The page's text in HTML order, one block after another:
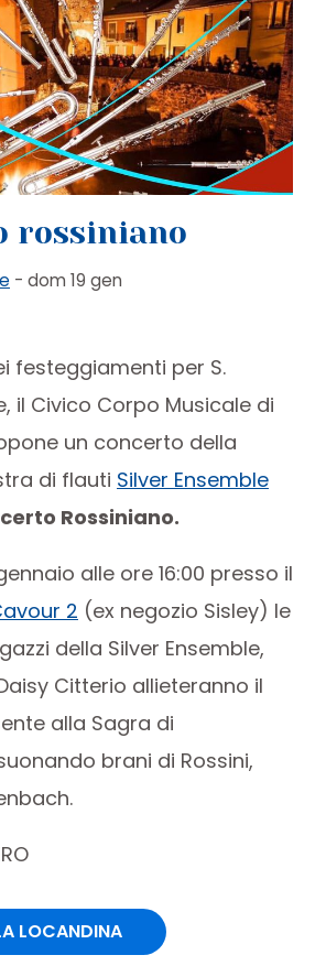
rossiniano
- dom 19 gen
festeggiamenti per S.
il Civico Corpo Musicale di
un concerto della
di flauti Silver Ensemble
Rossiniano.
alle ore 16:00 presso il
2 (ex negozio Sisley) le
della Silver Ensemble,
Citterio allieteranno il
alla Sagra di
brani di Rossini,
LOCANDINA